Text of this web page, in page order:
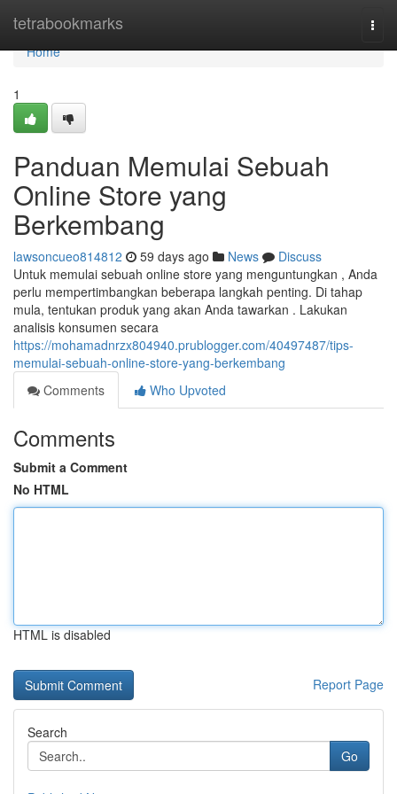
tetrabookmarks
Home
Home
1
Panduan Memulai Sebuah
Online Store yang
Berkembang
lawsoncueo814812 59 days ago News
Discuss
Untuk memulai sebuah online store yang menguntungkan , Anda
perlu mempertimbangkan beberapa langkah penting. Di tahap
mula, tentukan produk yang akan Anda tawarkan . Lakukan
analisis konsumen secara
https://mohamadnrzx804940.prublogger.com/40497487/tips-
memulai-sebuah-online-store-yang-berkembang
Comments
Who Upvoted
Comments
Submit a Comment
No HTML
HTML is disabled
Report Page
Search
Go